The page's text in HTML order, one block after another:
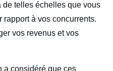
de telles échelles que vous
à vos concurrents.
vos revenus et vos
a considéré que ces